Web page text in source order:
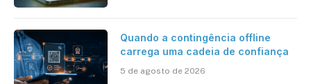
Quando a contingência offline
carrega uma cadeia de confiança
5 de agosto de 2026